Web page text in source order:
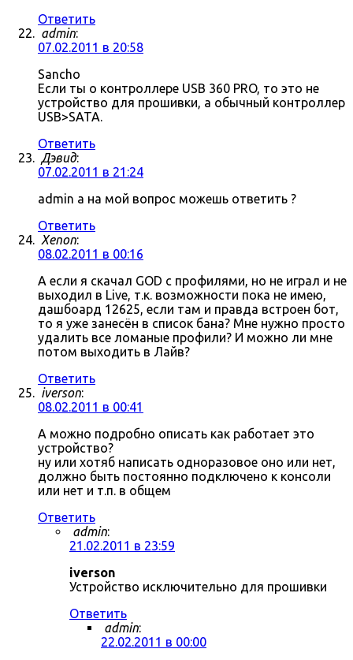
Ответить
admin:
07.02.2011 в 20:58
Sancho
Если ты о контроллере USB 360 PRO, то это не
устройство для прошивки, а обычный контроллер
USB>SATA.
Ответить
Дэвид:
07.02.2011 в 21:24
admin а на мой вопрос можешь ответить ?
Ответить
Xenon:
08.02.2011 в 00:16
А если я скачал GOD с профилями, но не играл и не
выходил в Live, т.к. возможности пока не имею,
дашбоард 12625, если там и правда встроен бот,
то я уже занесён в список бана? Мне нужно просто
удалить все ломаные профили? И можно ли мне
потом выходить в Лайв?
Ответить
iverson:
08.02.2011 в 00:41
А можно подробно описать как работает это
устройство?
ну или хотяб написать одноразовое оно или нет,
должно быть постоянно подключено к консоли
или нет и т.п. в общем
Ответить
admin:
21.02.2011 в 23:59
iverson
Устройство исключительно для прошивки
Ответить
admin:
22.02.2011 в 00:00